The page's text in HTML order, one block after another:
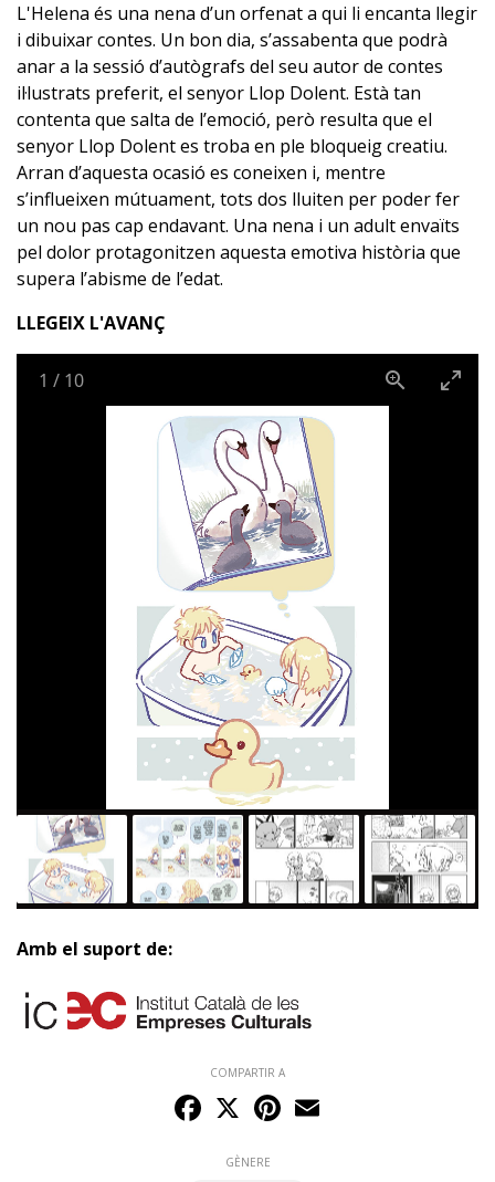
L'Helena és una nena d’un orfenat a qui li encanta llegir
i dibuixar contes. Un bon dia, s’assabenta que podrà
anar a la sessió d’autògrafs del seu autor de contes
il·lustrats preferit, el senyor Llop Dolent. Està tan
contenta que salta de l’emoció, però resulta que el
senyor Llop Dolent es troba en ple bloqueig creatiu.
Arran d’aquesta ocasió es coneixen i, mentre
s’influeixen mútuament, tots dos lluiten per poder fer
un nou pas cap endavant. Una nena i un adult envaïts
pel dolor protagonitzen aquesta emotiva història que
supera l’abisme de l’edat.
LLEGEIX L'AVANÇ
1 / 10
Amb el suport de:
COMPARTIR A
Facebook
X Pinterest
GÈNERE